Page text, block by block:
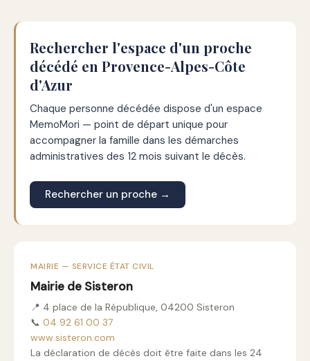
Rechercher l'espace d'un proche
décédé en Provence-Alpes-Côte
d'Azur
Chaque personne décédée dispose d'un espace
MemoMori — point de départ unique pour
accompagner la famille dans les démarches
administratives des 12 mois suivant le décès.
Rechercher un proche →
MAIRIE — SERVICE ÉTAT CIVIL
Mairie de Sisteron
📍 4 place de la République, 04200 Sisteron
📞 04 92 61 00 37
www.sisteron.com
La déclaration de décès doit être faite dans les 24